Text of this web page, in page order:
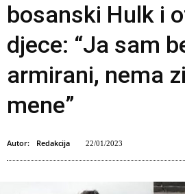
bosanski Hulk i
djece: “Ja sam
armirani, nema
mene”
Autor: Redakcija 22/01/2023